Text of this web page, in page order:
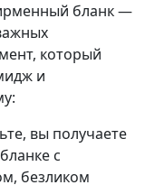
бланк —
который
и
вы получаете
с
безликом